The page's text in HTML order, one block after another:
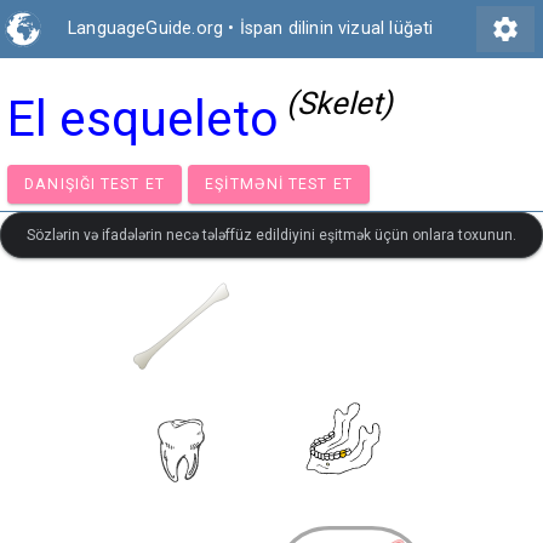
LanguageGuide.org • İspan dilinin vizual lüğəti settings
El esqueleto (Skelet)
DANIŞIĞI TEST ET EŞITMƏNI TEST ET
Sözlərin və ifadələrin necə tələffüz edildiyini eşitmək üçün onlara toxunun.